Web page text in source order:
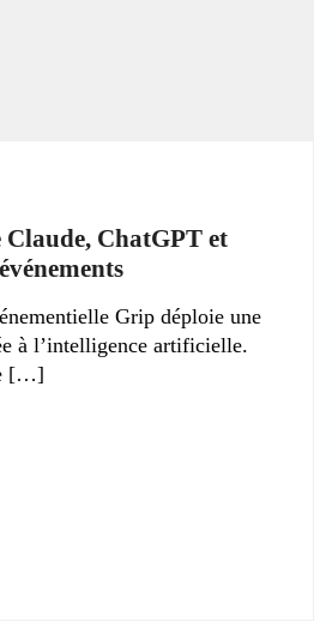
Claude, ChatGPT et
Grip déploie une
à l’intelligence artificielle.